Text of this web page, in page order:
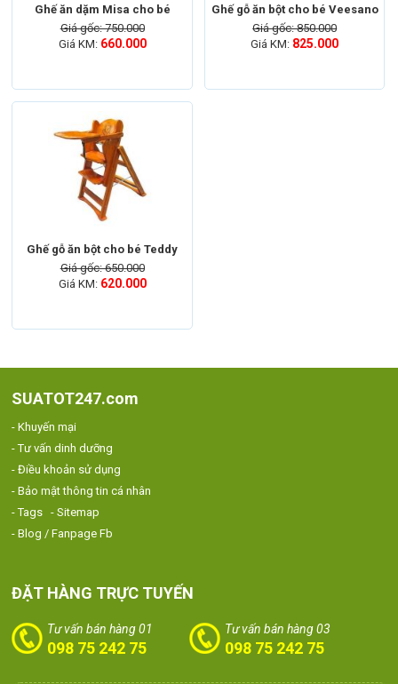
Ghế ăn dặm Misa cho bé
Giá gốc: 750.000
Giá KM: 660.000
Ghế gỗ ăn bột cho bé Veesano
Giá gốc: 850.000
Giá KM: 825.000
Ghế gỗ ăn bột cho bé Teddy
Giá gốc: 650.000
Giá KM: 620.000
SUATOT247.com
- Khuyến mại
- Tư vấn dinh dưỡng
- Điều khoản sử dụng
- Bảo mật thông tin cá nhân
- Tags
- Sitemap
- Blog / Fanpage Fb
ĐẶT HÀNG TRỰC TUYẾN
Tư vấn bán hàng 01
098 75 242 75
Tư vấn bán hàng 03
098 75 242 75